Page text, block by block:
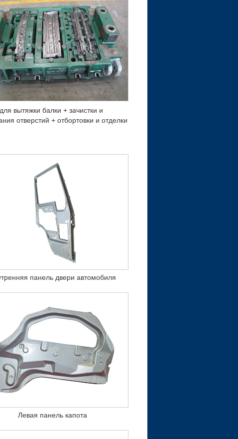
вытяжки балки + зачистки и
отверстий + отбортовки и отделки
панель двери автомобиля
Левая панель капота